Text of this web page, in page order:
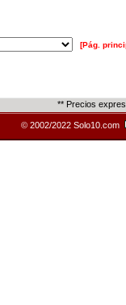
[Pág.
** Precios
© 2002/2022 Solo10.com